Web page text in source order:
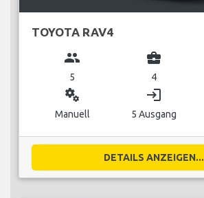
TOYOTA RAV4
group
5
business_center
4
miscellaneous_services
Manuell
login
5 Ausgang
DETAILS ANZEIGEN...